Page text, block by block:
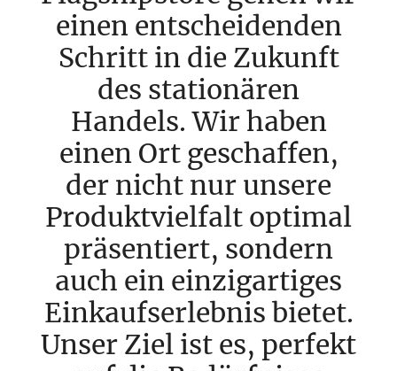
einen entscheidenden
Schritt in die Zukunft
des stationären
Handels. Wir haben
einen Ort geschaffen,
der nicht nur unsere
Produktvielfalt optimal
präsentiert, sondern
auch ein einzigartiges
Einkaufserlebnis bietet.
Unser Ziel ist es, perfekt